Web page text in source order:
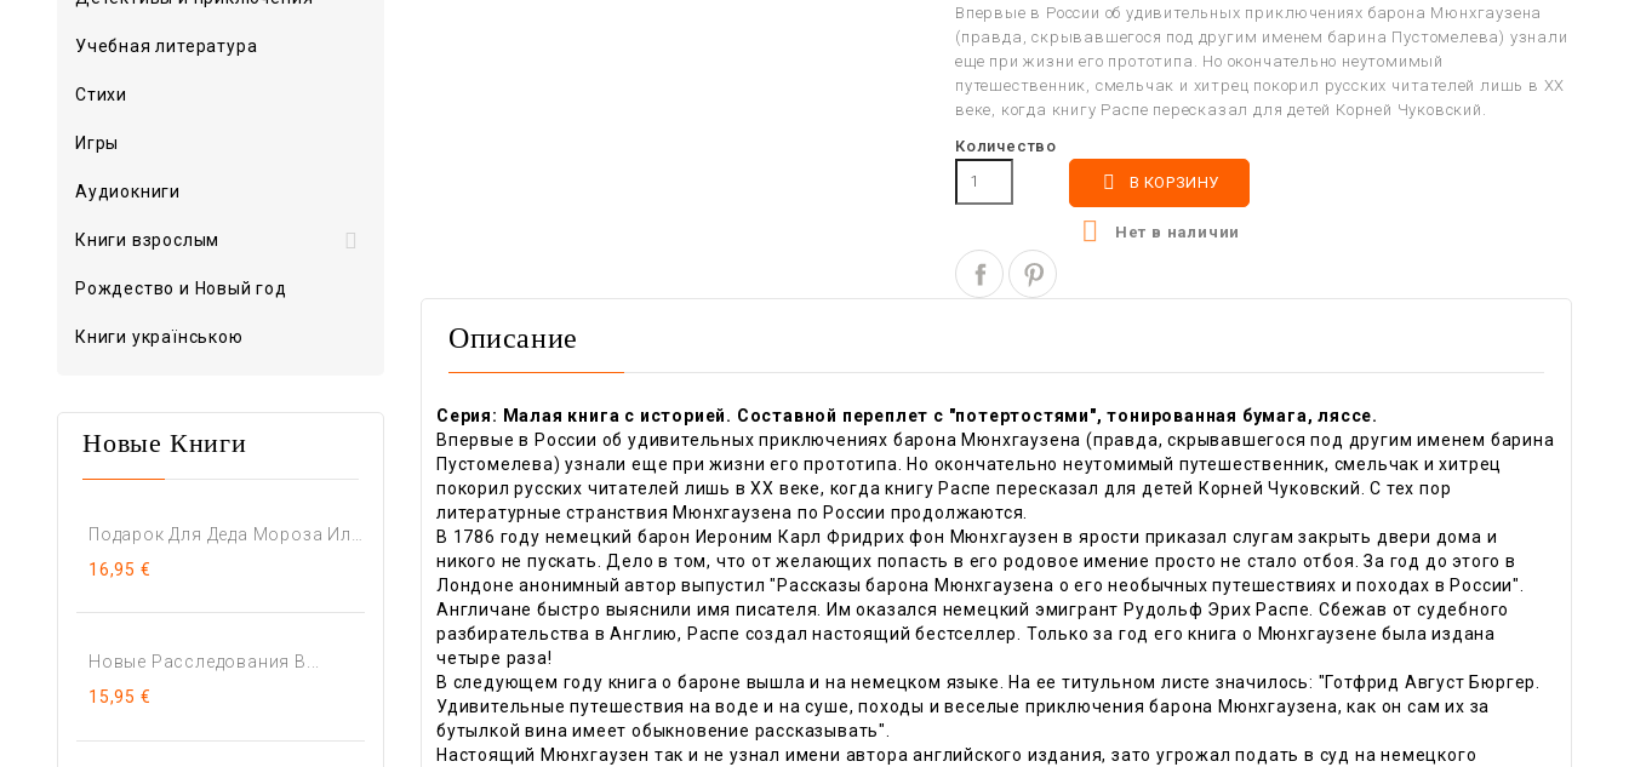
Учебная литература
Стихи
Игры
Аудиокниги

Книги взрослым
Рождество и Новый год
Книги українською
Новые Книги
16,95 €
Новые Расследования В...
15,95 €
Впервые в России об удивительных приключениях барона Мюнхгаузена
(правда, скрывавшегося под другим именем барина Пустомелева) узнали
еще при жизни его прототипа. Но окончательно неутомимый
путешественник, смельчак и хитрец покорил русских читателей лишь в XX
веке, когда книгу Распе пересказал для детей Корней Чуковский.
Количество
 В КОРЗИНУ
 Нет в наличии
Описание
Серия: Малая книга с историей. Составной переплет с "потертостями", тонированная бумага, ляссе.
Впервые в России об удивительных приключениях барона Мюнхгаузена (правда, скрывавшегося под другим именем барина
Пустомелева) узнали еще при жизни его прототипа. Но окончательно неутомимый путешественник, смельчак и хитрец
покорил русских читателей лишь в XX веке, когда книгу Распе пересказал для детей Корней Чуковский. С тех пор
литературные странствия Мюнхгаузена по России продолжаются.
В 1786 году немецкий барон Иероним Карл Фридрих фон Мюнхгаузен в ярости приказал слугам закрыть двери дома и
никого не пускать. Дело в том, что от желающих попасть в его родовое имение просто не стало отбоя. За год до этого в
Лондоне анонимный автор выпустил "Рассказы барона Мюнхгаузена о его необычных путешествиях и походах в России".
Англичане быстро выяснили имя писателя. Им оказался немецкий эмигрант Рудольф Эрих Распе. Сбежав от судебного
разбирательства в Англию, Распе создал настоящий бестселлер. Только за год его книга о Мюнхгаузене была издана
четыре раза!
В следующем году книга о бароне вышла и на немецком языке. На ее титульном листе значилось: "Готфрид Август Бюргер.
Удивительные путешествия на воде и на суше, походы и веселые приключения барона Мюнхгаузена, как он сам их за
бутылкой вина имеет обыкновение рассказывать".
Настоящий Мюнхгаузен так и не узнал имени автора английского издания, зато угрожал подать в суд на немецкого